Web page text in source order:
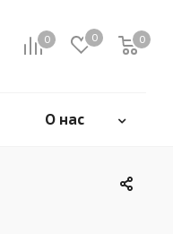
0 0 0
О нас